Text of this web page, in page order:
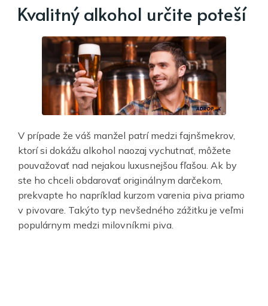
Kvalitný alkohol určite poteší
V prípade že váš manžel patrí medzi fajnšmekrov,
ktorí si dokážu alkohol naozaj vychutnať, môžete
pouvažovať nad nejakou luxusnejšou fľašou. Ak by
ste ho chceli obdarovať originálnym darčekom,
prekvapte ho napríklad kurzom varenia piva priamo
v pivovare. Takýto typ nevšedného zážitku je veľmi
populárnym medzi milovníkmi piva.